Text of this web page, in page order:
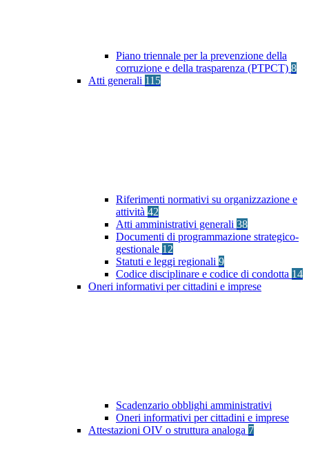
Piano triennale per la prevenzione della
corruzione e della trasparenza (PTPCT) 8
Atti generali 115
Riferimenti normativi su organizzazione e
attività 42
Atti amministrativi generali 38
Documenti di programmazione strategico-
gestionale 12
Statuti e leggi regionali 9
Codice disciplinare e codice di condotta 14
Oneri informativi per cittadini e imprese
Scadenzario obblighi amministrativi
Oneri informativi per cittadini e imprese
Attestazioni OIV o struttura analoga 7